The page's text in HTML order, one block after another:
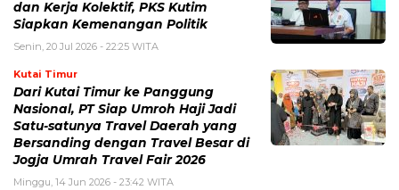
dan Kerja Kolektif, PKS Kutim
Siapkan Kemenangan Politik
Senin, 20 Jul 2026 - 22:25 WITA
Kutai Timur
Dari Kutai Timur ke Panggung
Nasional, PT Siap Umroh Haji Jadi
Satu-satunya Travel Daerah yang
Bersanding dengan Travel Besar di
Jogja Umrah Travel Fair 2026
Minggu, 14 Jun 2026 - 23:42 WITA